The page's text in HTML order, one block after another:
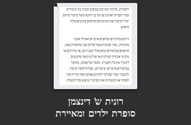
רונית ש' דינצמן
סופרת ילדים ומאיירת